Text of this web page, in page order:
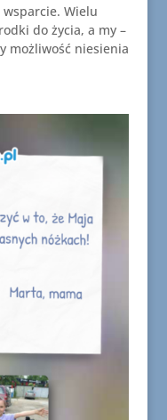
Wielu
do życia, a my –
możliwość niesienia